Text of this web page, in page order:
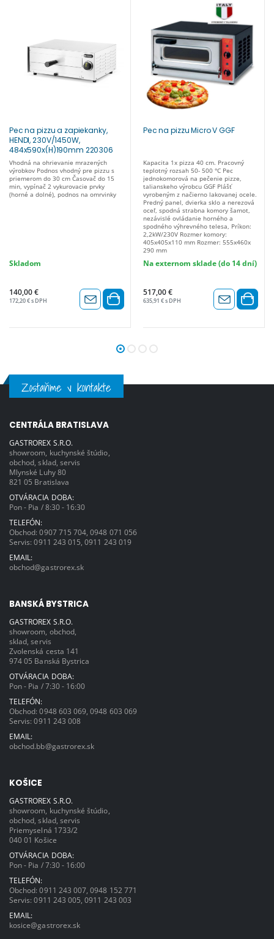
Pec na pizzu a zapiekanky,
HENDI, 230V/1450W,
484x590x(H)190mm 220306
Vhodná na ohrievanie mrazených
výrobkov Podnos vhodný pre pizzu s
priemerom do 30 cm Časovač do 15
min, vypínač 2 vykurovacie prvky
(horné a dolné), podnos na omrvinky
Skladom
140,00 €
172,20 € s DPH
Pec na pizzu Micro V GGF
Kapacita 1x pizza 40 cm. Pracovný
teplotný rozsah 50- 500 °C Pec
jednokomorová na pečenie pizze,
talianskeho výrobcu GGF Plášť
vyrobeným z načierno lakovanej ocele.
Predný panel, dvierka sklo a nerezová
oceľ, spodná strabna komory šamot,
nezávislé ovládanie horného a
spodného výhrevného telesa, Príkon:
2,2kW/230V Rozmer komory:
405x405x110 mm Rozmer: 555x460x
290 mm
Na externom sklade (do 14 dní)
517,00 €
635,91 € s DPH
Zostaňme v kontakte
CENTRÁLA BRATISLAVA
GASTROREX S.R.O.
showroom, kuchynské štúdio,
obchod, sklad, servis
Mlynské Luhy 80
821 05 Bratislava
OTVÁRACIA DOBA:
Pon - Pia / 8:30 - 16:30
TELEFÓN:
Obchod:0907 715 704 ,0948 071 056
Servis:0911 243 015 ,0911 243 019
EMAIL:
obchod@gastrorex.sk
BANSKÁ BYSTRICA
GASTROREX S.R.O.
showroom, obchod,
sklad, servis
Zvolenská cesta 141
974 05 Banská Bystrica
OTVÁRACIA DOBA:
Pon - Pia / 7:30 - 16:00
TELEFÓN:
Obchod:0948 603 069 ,0948 603 069
Servis:0911 243 008
EMAIL:
obchod.bb@gastrorex.sk
KOŠICE
GASTROREX S.R.O.
showroom, kuchynské štúdio,
obchod, sklad, servis
Priemyselná 1733/2
040 01 Košice
OTVÁRACIA DOBA:
Pon - Pia / 7:30 - 16:00
TELEFÓN:
Obchod:0911 243 007 ,0948 152 771
Servis:0911 243 005 ,0911 243 003
EMAIL:
kosice@gastrorex.sk